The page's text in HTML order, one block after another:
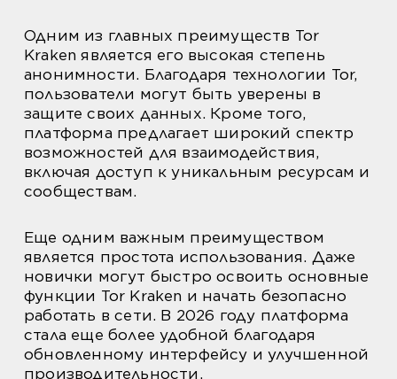
Одним из главных преимуществ Tor
Kraken является его высокая степень
анонимности. Благодаря технологии Tor,
пользователи могут быть уверены в
защите своих данных. Кроме того,
платформа предлагает широкий спектр
возможностей для взаимодействия,
включая доступ к уникальным ресурсам и
сообществам.
Еще одним важным преимуществом
является простота использования. Даже
новички могут быстро освоить основные
функции Tor Kraken и начать безопасно
работать в сети. В 2026 году платформа
стала еще более удобной благодаря
обновленному интерфейсу и улучшенной
производительности.